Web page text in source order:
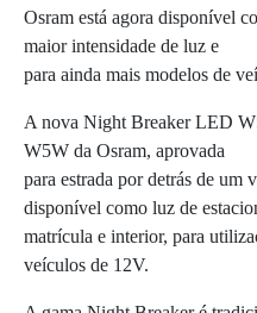
Osram está agora disponível
maior intensidade de luz e
para ainda mais modelos de
A nova Night Breaker LED
W5W da Osram, aprovada
para estrada por detrás de um
disponível como luz de
matrícula e interior, para
veículos de 12V.